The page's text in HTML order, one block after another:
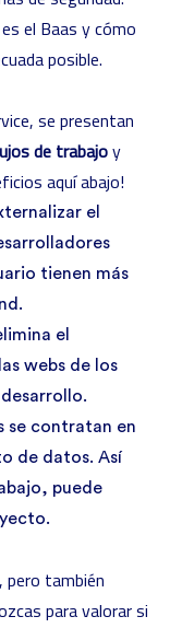
el Baas y cómo
posible.
se presentan
de trabajoy
aquí abajo!
el
tienen más
el
webs de los
se contratan en
de datos. Así
puede
pero también
para valorar si